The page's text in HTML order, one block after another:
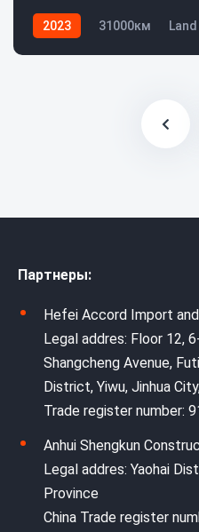
2023 31000км
Партнеры:
Hefei Accord Import
Legal addres: Floor 12,
Shangcheng Avenue,
District, Yiwu, Jinhua
Trade register number:
Anhui Shengkun
Legal addres: Yaohai
Province
China Trade register